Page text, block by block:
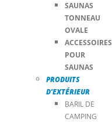
SAUNAS
TONNEAU
OVALE
ACCESSOIRES
POUR
SAUNAS
PRODUITS
D’EXTÉRIEUR
BARIL DE
CAMPING